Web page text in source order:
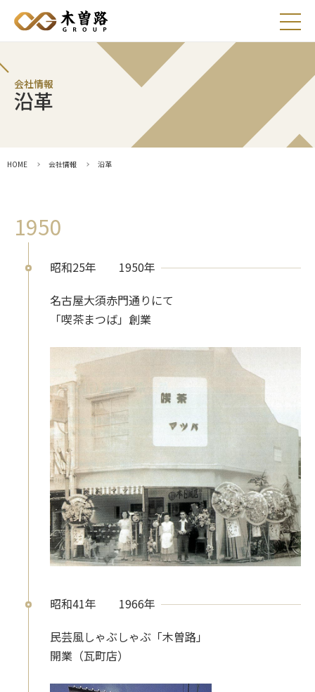
マルチステークホルダー方針
出店用地募集
お問い合わせ
サイトマップ
会社情報
沿革
HOME 会社情報 沿革
1950
昭和25年
1950年
名古屋大須赤門通りにて
「喫茶まつば」創業
昭和41年
1966年
民芸風しゃぶしゃぶ「木曽路」
開業（瓦町店）